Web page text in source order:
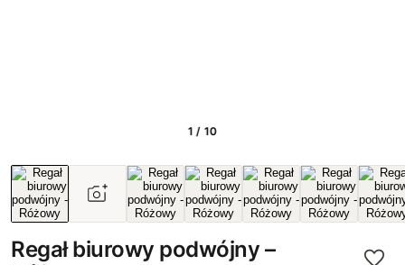
1 / 10
Regał biurowy podwójny –